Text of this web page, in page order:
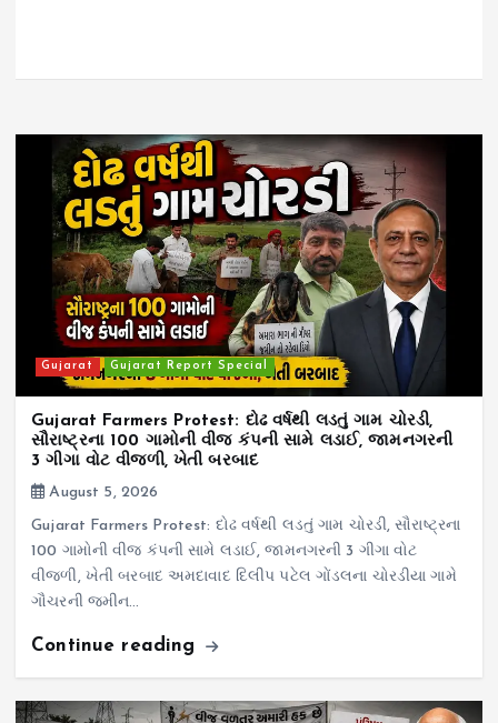
Gujarat Gujarat Report Special
Gujarat Farmers Protest: દોઢ વર્ષથી લડતું ગામ ચોરડી,
સૌરાષ્ટ્રના 100 ગામોની વીજ કંપની સામે લડાઈ, જામનગરની
3 ગીગા વોટ વીજળી, ખેતી બરબાદ
August 5, 2026
Gujarat Farmers Protest: દોઢ વર્ષથી લડતું ગામ ચોરડી, સૌરાષ્ટ્રના
100 ગામોની વીજ કંપની સામે લડાઈ, જામનગરની 3 ગીગા વોટ
વીજળી, ખેતી બરબાદ અમદાવાદ દિલીપ પટેલ ગોંડલના ચોરડીયા ગામે
ગૌચરની જમીન…
Continue reading